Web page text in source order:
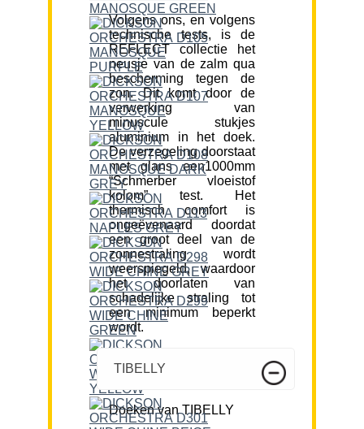
Volgens ons, en volgens
technische tests, is de
REFLECT collectie het
neusje van de zalm qua
bescherming tegen de
zon. Dit komt door de
verwerking van
minuscule stukjes
aluminium in het doek.
De verzegeling doorstaat
met glans een1000mm
“Schmerber vloeistof
kolom” test. Het
thermisch comfort is
ongeëvenaard doordat
een groot deel van de
zonnestraling wordt
weerspiegeld, waardoor
het doorlaten van
schadelijke straling tot
een minimum beperkt
wordt.
TIBELLY
Doeken van TIBELLY